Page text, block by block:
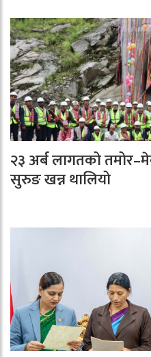
२३ अर्ब लागतको
सुरुङ खन्न थालियो